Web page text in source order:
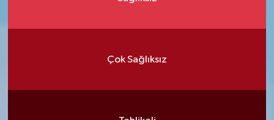
Çok Sağlıksız